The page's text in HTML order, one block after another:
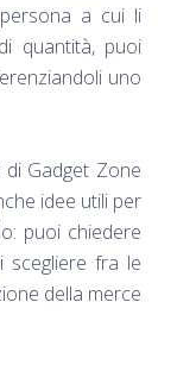
a cui li
quantità, puoi
uno
di Gadget Zone
idee utili per
puoi chiedere
scegliere fra le
della merce